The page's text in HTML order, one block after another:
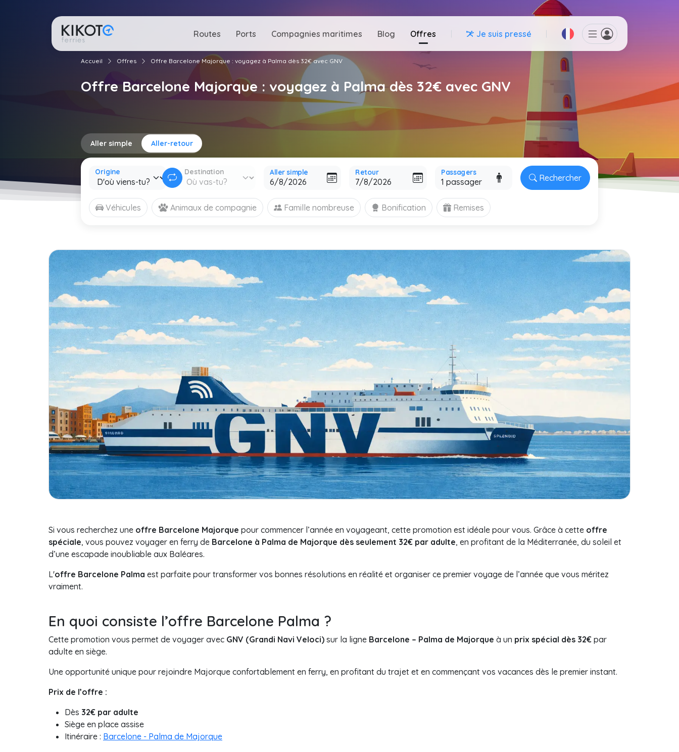
Routes Ports Compagnies maritimes Blog Offres Je suis pressé
Accueil Offres Offre Barcelone Majorque : voyagez à Palma dès 32€ avec GNV
Offre Barcelone Majorque : voyagez à Palma dès 32€ avec GNV
Aller simple Aller-retour
Origine Destination Aller simple Retour Passagers
Rechercher
Véhicules Animaux de compagnie Famille nombreuse Bonification Remises
Si vous recherchez une offre Barcelone Majorque pour commencer l’année en voyageant, cette promotion est idéale pour vous. Grâce à cette offre
spéciale, vous pouvez voyager en ferry de Barcelone à Palma de Majorque dès seulement 32€ par adulte, en profitant de la Méditerranée, du soleil et
d’une escapade inoubliable aux Baléares.
L'offre Barcelone Palma est parfaite pour transformer vos bonnes résolutions en réalité et organiser ce premier voyage de l’année que vous méritez
vraiment.
En quoi consiste l’offre Barcelone Palma ?
Cette promotion vous permet de voyager avec GNV (Grandi Navi Veloci) sur la ligne Barcelone – Palma de Majorque à un prix spécial dès 32€ par
adulte en siège.
Une opportunité unique pour rejoindre Majorque confortablement en ferry, en profitant du trajet et en commençant vos vacances dès le premier instant.
Prix de l’offre :
Dès 32€ par adulte
Siège en place assise
Itinéraire : Barcelone - Palma de Majorque